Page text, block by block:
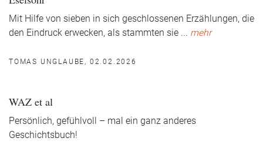
Mit Hilfe von sieben in sich geschlossenen Erzählungen, die
den Eindruck erwecken, als stammten sie ... mehr
TOMAS UNGLAUBE, 02.02.2026
WAZ et al
Persönlich, gefühlvoll – mal ein ganz anderes
Geschichtsbuch!